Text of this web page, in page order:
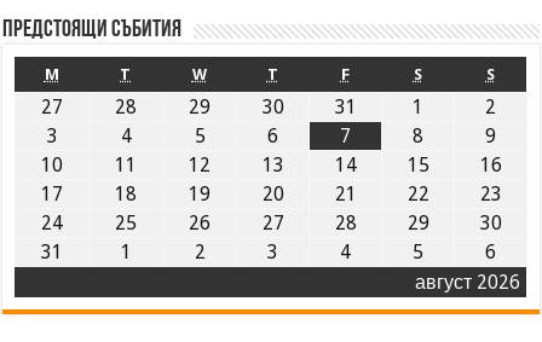
Предстоящи събития
август 2026
M T W T F S S
27 28 29 30 31 1
2
3
4 5 6 7 8
9
10
11 12 13 14 15
16
17
18 19 20 21 22
23
24
25 26 27 28 29
30
31
1 2 3 4 5 6